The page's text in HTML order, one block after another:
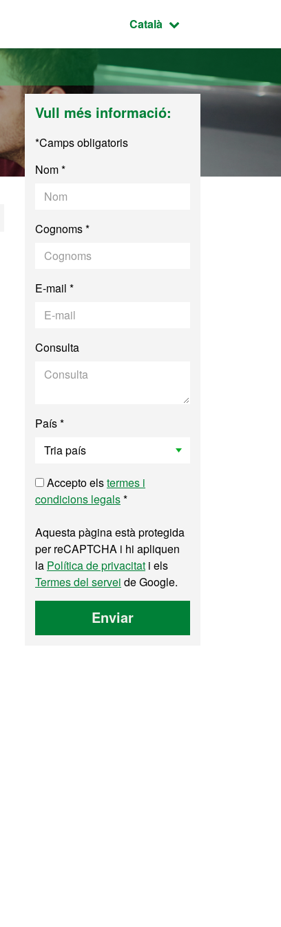
Idioma seleccionat:
Català
Vull més informació:
*Camps obligatoris
Nom *
Cognoms *
E-mail *
Consulta
País *
Accepto elstermes i
condicions legals*
Aquesta pàgina està protegida
per reCAPTCHA i hi apliquen
la Política de privacitat i els
Termes del servei de Google.
Enviar